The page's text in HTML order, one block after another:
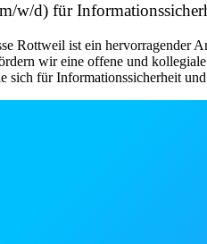
w/d) für
Rottweil ist ein hervorragender
wir eine offene und
sich für Informationssicherheit